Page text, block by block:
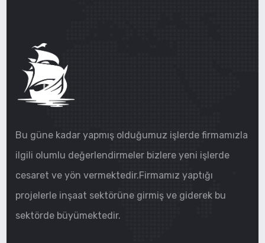
Bu güne kadar yapmış olduğumuz işlerde firmamızla
ilgili olumlu değerlendirmeler bizlere yeni işlerde
cesaret ve yön vermektedir.Firmamız yaptığı
projelerle inşaat sektörüne girmiş ve giderek bu
sektörde büyümektedir.